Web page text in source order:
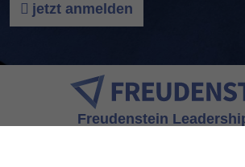
jetzt anmelden
Freudenstein